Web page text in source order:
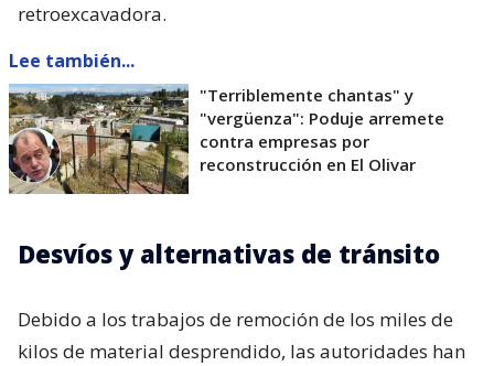
retroexcavadora.
Lee también...
"Terriblemente chantas" y
"vergüenza": Poduje arremete
contra empresas por
reconstrucción en El Olivar
Desvíos y alternativas de tránsito
Debido a los trabajos de remoción de los miles de
kilos de material desprendido, las autoridades han